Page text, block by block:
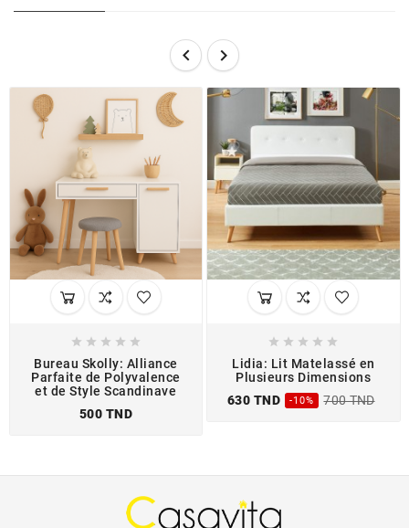
 
    
Bureau Skolly: Alliance
Parfaite de Polyvalence
et de Style Scandinave
500 TND
    
Lidia: Lit Matelassé en
Plusieurs Dimensions
630 TND
-10% 700 TND